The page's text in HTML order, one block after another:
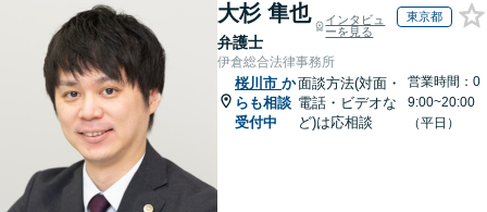
大杉 隼也
弁護士
インタビュ
ーを見る
東京都
伊倉総合法律事務所
桜川市 か
らも相談
受付中
面談方法(対面・
電話・ビデオな
ど)は応相談
営業時間：0
9:00~20:00
（平日）